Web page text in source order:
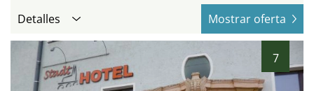
Detalles Mostrar oferta
7